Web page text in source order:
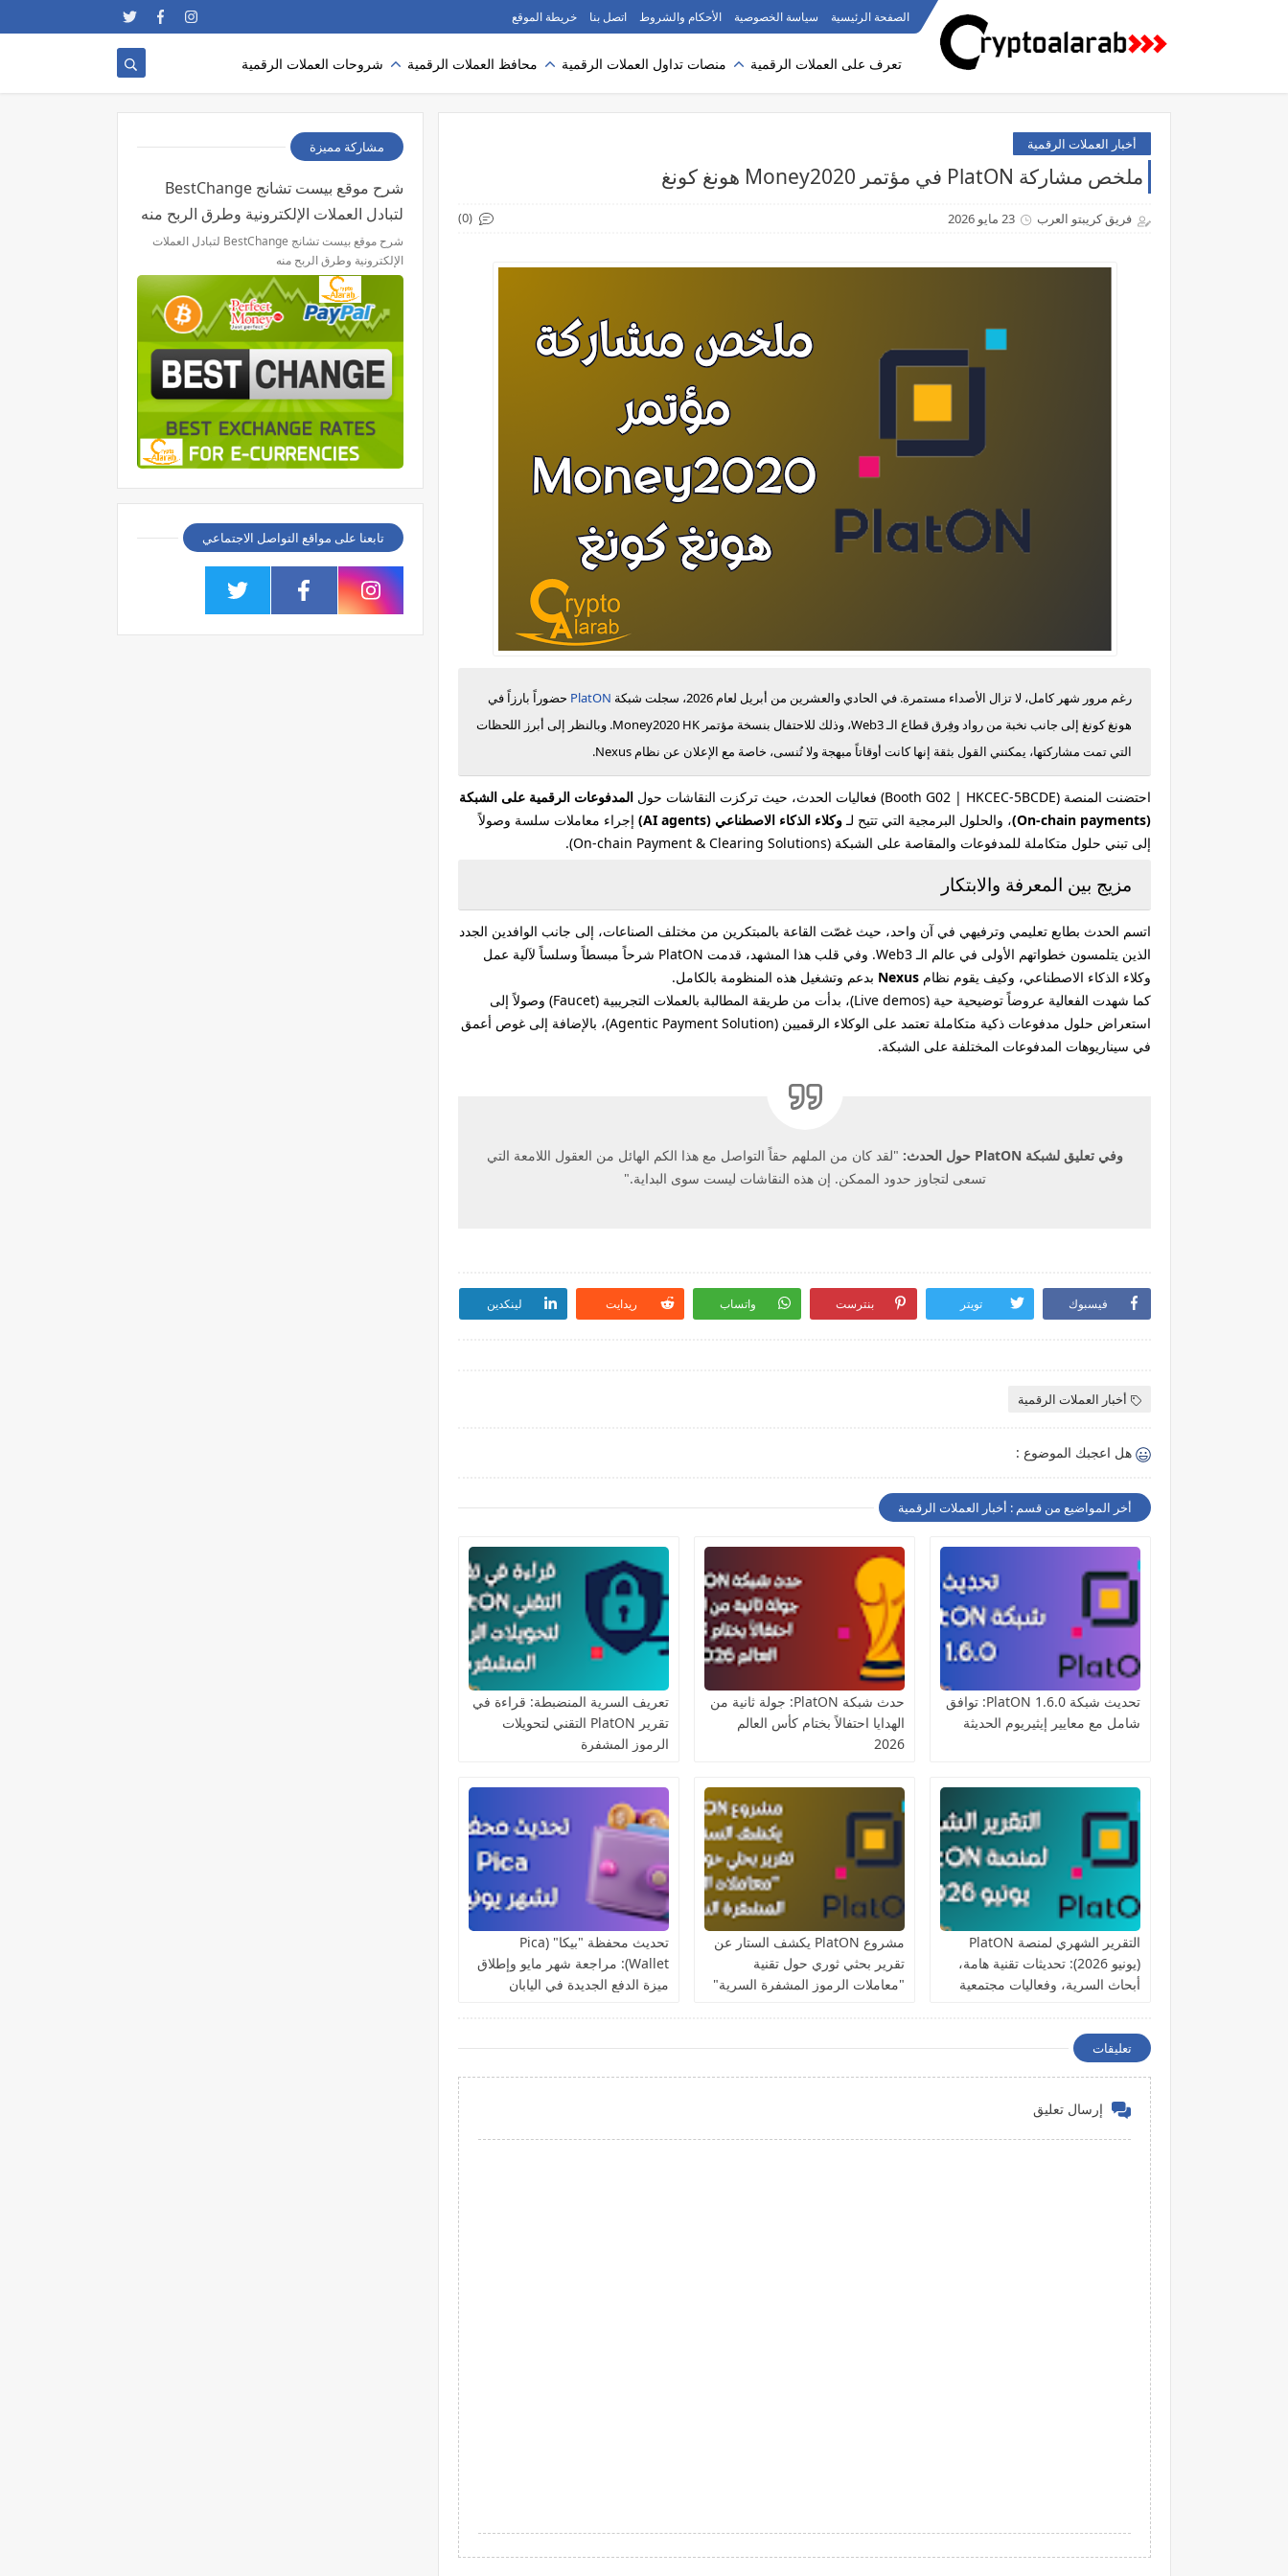
الصفحة الرئيسية سياسة الخصوصية الأحكام والشروط اتصل بنا خريطة الموقع
تعرف على العملات الرقمية منصات تداول العملات الرقمية محافظ العملات الرقمية شروحات العملات الرقمية
أخبار العملات الرقمية
ملخص مشاركة PlatON في مؤتمر Money2020 هونغ كونغ
فريق كريبتو العرب 23 مايو 2026 (0)
رغم مرور شهر كامل، لا تزال الأصداء مستمرة. في الحادي والعشرين من أبريل لعام 2026، سجلت شبكة PlatON حضوراً بارزاً في
هونغ كونغ إلى جانب نخبة من رواد وفِرق قطاع الـ Web3، وذلك للاحتفال بنسخة مؤتمر
Money2020 HK. وبالنظر إلى أبرز اللحظات
التي تمت مشاركتها، يمكنني القول بثقة إنها كانت أوقاتاً مبهجة ولا تُنسى، خاصة مع الإعلان عن نظام Nexus
.
احتضنت المنصة (Booth G02 | HKCEC-5BCDE) فعاليات الحدث، حيث تركزت النقاشات حول
المدفوعات الرقمية على الشبكة
(On-chain payments)
، والحلول البرمجية التي تتيح لـوكلاء الذكاء الاصطناعي (AI agents)
إجراء معاملات سلسة وصولاً
إلى تبني حلول متكاملة للمدفوعات والمقاصة على الشبكة (On-chain Payment & Clearing Solutions).
مزيج بين المعرفة والابتكار
اتسم الحدث بطابع تعليمي وترفيهي في آن واحد، حيث غصّت القاعة بالمبتكرين من مختلف الصناعات، إلى جانب الوافدين الجدد
الذين يتلمسون خطواتهم الأولى في عالم الـ Web3. وفي قلب هذا المشهد، قدمت PlatON شرحاً مبسطاً وسلساً لآلية عمل
وكلاء الذكاء الاصطناعي، وكيف يقوم نظام Nexus بدعم وتشغيل هذه المنظومة بالكامل.
كما شهدت الفعالية عروضاً توضيحية حية (Live demos)، بدأت من طريقة المطالبة بالعملات التجريبية (Faucet) وصولاً إلى
استعراض حلول مدفوعات ذكية متكاملة تعتمد على الوكلاء الرقميين (Agentic Payment Solution)، بالإضافة إلى غوص أعمق
في سيناريوهات المدفوعات المختلفة على الشبكة.
وفي تعليق لشبكة PlatON حول الحدث:
"لقد كان من الملهم حقاً التواصل مع هذا الكم الهائل من العقول اللامعة التي
تسعى لتجاوز حدود الممكن. إن هذه النقاشات ليست سوى البداية."
فيسبوك تويتر بنترست واتساب ريدايت لينكدين
أخبار العملات الرقمية
هل اعجبك الموضوع :
أخر المواضيع من قسم : أخبار العملات الرقمية
تحديث شبكة PlatON 1.6.0: توافق
شامل مع معايير إيثيريوم الحديثة
حدث شبكة PlatON: جولة ثانية من
الهدايا احتفالاً بختام كأس العالم
2026
تعريف السرية المنضبطة: قراءة في
تقرير PlatON التقني لتحويلات
الرموز المشفرة
التقرير الشهري لمنصة PlatON
(يونيو 2026): تحديثات تقنية هامة،
أبحاث السرية، وفعاليات مجتمعية
مشروع PlatON يكشف الستار عن
تقرير بحثي ثوري حول تقنية
"معاملات الرموز المشفرة السرية"
تحديث محفظة "بيكا" (Pica
Wallet): مراجعة شهر مايو وإطلاق
ميزة الدفع الجديدة في اليابان
تعليقات
إرسال تعليق
مشاركة مميزة
شرح موقع بيست تشانج BestChange
لتبادل العملات الإلكترونية وطرق الربح منه
شرح موقع بيست تشانج BestChange لتبادل العملات
الإلكترونية وطرق الربح منه
تابعنا على مواقع التواصل الاجتماعي